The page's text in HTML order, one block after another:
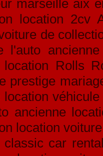
marseille aix
location 2cv
de
l'auto
location Rolls
prestige
location
ancienne
location
classic car